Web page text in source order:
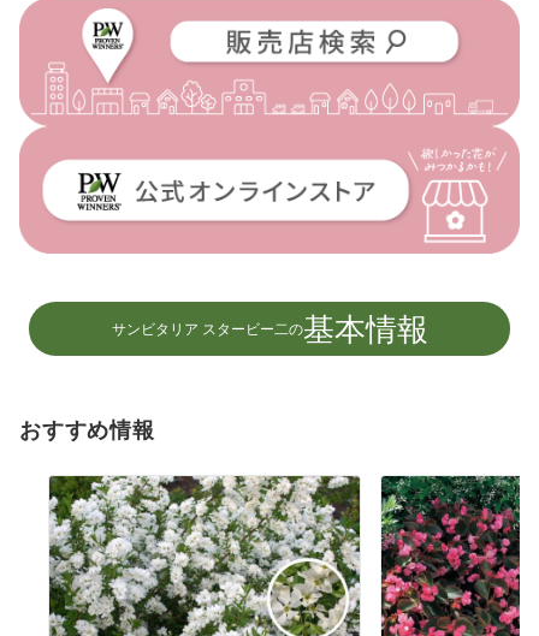
サンビタリア スタービー二の基本情報
おすすめ情報